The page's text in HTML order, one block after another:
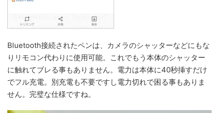
Bluetooth接続されたペンは、カメラのシャッターなどにもな
りリモコン代わりに使用可能。これでもう本体のシャッター
に触れてブレる事もありません。電力は本体に40秒挿すだけ
でフル充電。別充電も不要ですし電力切れで困る事もありま
せん。完璧な仕様ですね。